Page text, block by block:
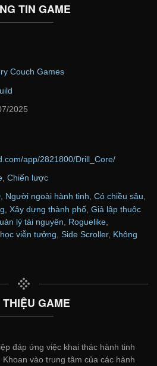
TIN GAME
Couch Games
2025
app/2821800/Drill_Core/
Chiến lược
, Người ngoài hành tinh, Có chiều sâu,
Xây dựng thành phố Giả lập thuộc
lý tài nguyên Roguelike
viễn tưởng Side Scroller, Không
THIỆU GAME
đáp ứng việc khai thác hành tinh
vào trung tâm của các hành